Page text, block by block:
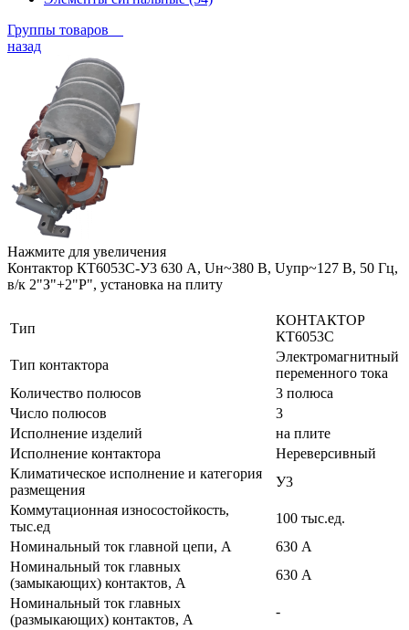
Группы товаров
назад
Нажмите для увеличения
Контактор КТ6053С-У3 630 А, Uн~380 В, Uупр~127 В, 50 Гц,
в/к 2"З"+2"Р", установка на плиту
Тип
КОНТАКТОР
КТ6053С
Тип контактора
Электромагнитный
переменного тока
Количество полюсов
3 полюса
Число полюсов
3
Исполнение изделий
на плите
Исполнение контактора
Нереверсивный
Климатическое исполнение и категория
размещения
У3
Коммутационная износостойкость,
тыс.ед
100 тыс.ед.
Номинальный ток главной цепи, А
630 А
Номинальный ток главных
(замыкающих) контактов, А
630 А
Номинальный ток главных
(размыкающих) контактов, А
-